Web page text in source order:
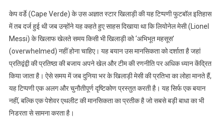
केप वर्डे (Cape Verde) के उस अज्ञात स्टार खिलाड़ी की यह टिप्पणी फुटबॉल इतिहास
में तब दर्ज हुई थी जब उन्होंने यह कहते हुए साहस दिखाया था कि लियोनेल मेसी (Lionel
Messi) के खिलाफ खेलते समय किसी भी खिलाड़ी को ‘अभिभूत महसूस’
(overwhelmed) नहीं होना चाहिए। यह बयान उस मानसिकता को दर्शाता है जहां
प्रतिद्वंद्वी की प्रतिष्ठा की बजाय अपने खेल और टीम की रणनीति पर अधिक ध्यान केंद्रित
किया जाता है। ऐसे समय में जब दुनिया भर के खिलाड़ी मेसी की प्रतिभा का लोहा मानते हैं,
यह टिप्पणी एक अलग और चुनौतीपूर्ण दृष्टिकोण प्रस्तुत करती है। यह सिर्फ एक बयान
नहीं, बल्कि एक पेशेवर एथलीट की मानसिकता का प्रतीक है जो सबसे बड़ी बाधा का भी
निडरता से सामना करता है।